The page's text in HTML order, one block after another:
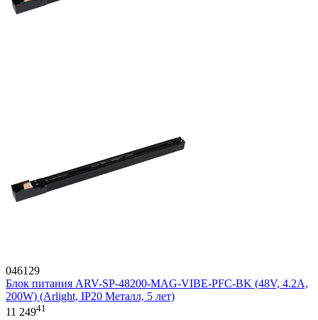
046129
Блок питания ARV-SP-48200-MAG-VIBE-PFC-BK (48V, 4.2A,
200W) (Arlight, IP20 Металл, 5 лет)
11 24941